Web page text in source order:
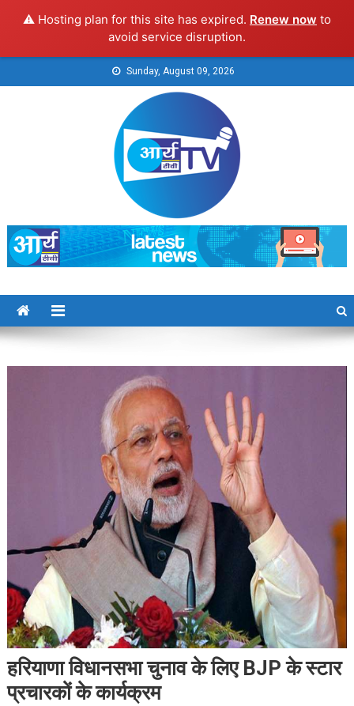
⚠️ Hosting plan for this site has expired. Renew now to
avoid service disruption.
to
Sunday, August 09, 2026
Arya TV
हरियाणा विधानसभा चुनाव के लिए BJP के स्टार
प्रचारकों के कार्यक्रम